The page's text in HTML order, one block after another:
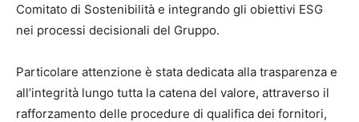
Comitato di Sostenibilità e integrando gli obiettivi ESG
nei processi decisionali del Gruppo.
Particolare attenzione è stata dedicata alla trasparenza e
all’integrità lungo tutta la catena del valore, attraverso il
rafforzamento delle procedure di qualifica dei fornitori,